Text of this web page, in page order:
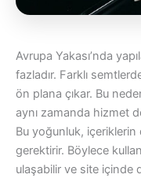
Avrupa Yakası’nda
fazladır. Farklı
ön plana çıkar. Bu
aynı zamanda hizmet
Bu yoğunluk, içeriklerin
gerektirir. Böylece
ulaşabilir ve site içinde